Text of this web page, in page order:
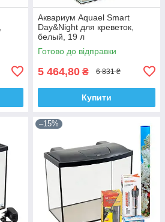
Аквариум Aquael Smart
Day&Night для креветок,
белый, 19 л
Готово до відправки
5 464,80 ₴ 6 831 ₴
Купити
–15%